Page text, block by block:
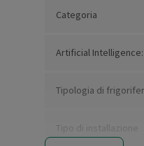
Categoria
Artificial Intelligence:
Tipologia di
Tipo di installazione